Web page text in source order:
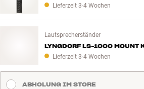
Lieferzeit 3-4 Wochen
Lautsprecherständer
LYNGDORF LS-1000 MOUNT
Lieferzeit 3-4 Wochen
ABHOLUNG IM STORE